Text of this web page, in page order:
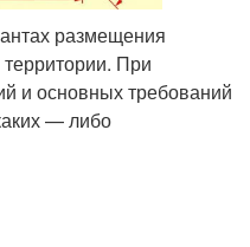
размещения
При
и основных требований
— либо